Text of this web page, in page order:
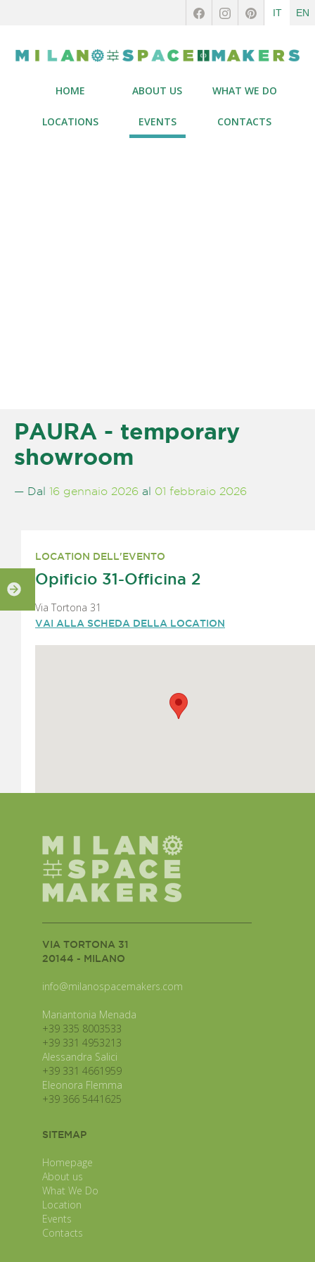
IT EN
HOME ABOUT US WHAT WE DO
LOCATIONS EVENTS CONTACTS
PAURA - temporary
showroom
— Dal 16 gennaio 2026 al 01 febbraio 2026
LOCATION DELL'EVENTO
Opificio 31-Officina 2
Via Tortona 31
VAI ALLA SCHEDA DELLA LOCATION
VIA TORTONA 31
20144 - MILANO
info@milanospacemakers.com
Mariantonia Menada
+39 335 8003533
+39 331 4953213
Alessandra Salici
+39 331 4661959
Eleonora Flemma
+39 366 5441625
SITEMAP
Homepage
About us
What We Do
Location
Events
Contacts